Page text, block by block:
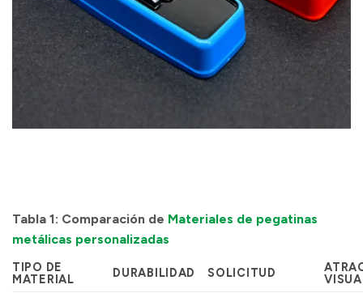
Tabla 1: Comparación de Materiales de pegatinas
metálicas personalizadas
TIPO DE
MATERIAL
DURABILIDAD SOLICITUD